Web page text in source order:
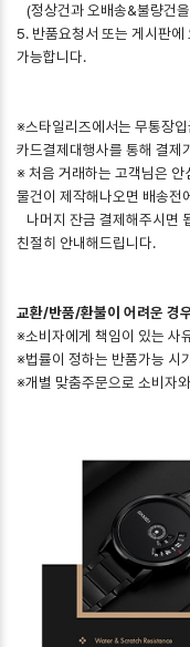
(정상건과 오배송&불량건
5. 반품요청서 또는 게시판에
가능합니다.
※스타일리즈에서는 무통장
카드결제대행사를 통해 결제
※ 처음 거래하는 고객님은
물건이 제작해나오면 배송전
나머지 잔금 결제해주시면
친절히 안내해드립니다.
교환/반품/환불이 어려운 경
※소비자에게 책임이 있는 사
※법률이 정하는 반품가능 시
※개별 맞춤주문으로 소비자